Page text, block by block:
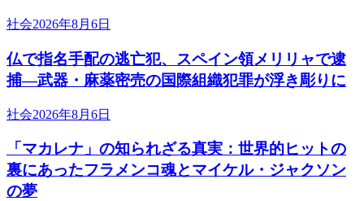
社会2026年8月6日
仏で指名手配の逃亡犯、スペイン領メリリャで逮
捕―武器・麻薬密売の国際組織犯罪が浮き彫りに
社会2026年8月6日
「マカレナ」の知られざる真実：世界的ヒットの
裏にあったフラメンコ魂とマイケル・ジャクソン
の夢